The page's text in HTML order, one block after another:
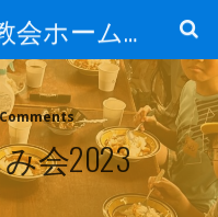
天理教北旭道分教会ホームページ
Comments
会2023